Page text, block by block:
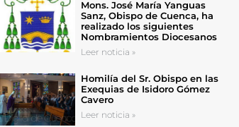
Mons. José María Yanguas
Sanz, Obispo de Cuenca, ha
realizado los siguientes
Nombramientos Diocesanos
Leer noticia »
Homilía del Sr. Obispo en las
Exequias de Isidoro Gómez
Cavero
Leer noticia »